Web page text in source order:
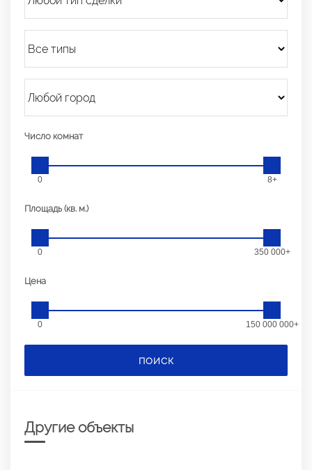
Число комнат
0 8+
Площадь (кв. м.)
0 350 000+
Цена
0 150 000 000+
ПОИСК
Другие объекты